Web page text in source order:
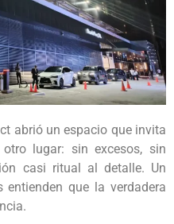
abrió un espacio que invita
lugar: sin excesos, sin
casi ritual al detalle. Un
entienden que la verdadera